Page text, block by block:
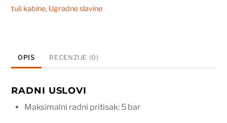
količina
tuš kabine, Ugradne slavine
OPIS RECENZIJE (0)
RADNI USLOVI
Maksimalni radni pritisak: 5 bar